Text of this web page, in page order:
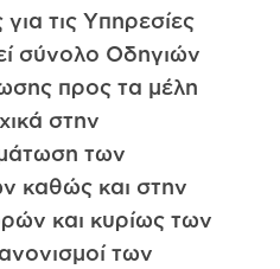
τις Υπηρεσίες
σύνολο Οδηγιών
προς τα μέλη
στην
των
καθώς και στην
και κυρίως των
των